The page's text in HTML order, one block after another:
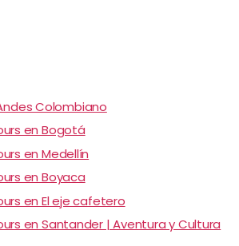
Colombiano
en Bogotá
en Medellín
en Boyaca
en El eje cafetero
en Santander | Aventura y Cultura